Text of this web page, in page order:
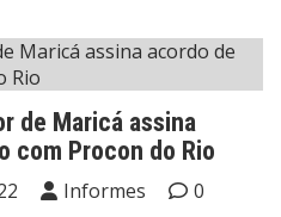
de Maricá assina
com Procon do Rio
Informes
0